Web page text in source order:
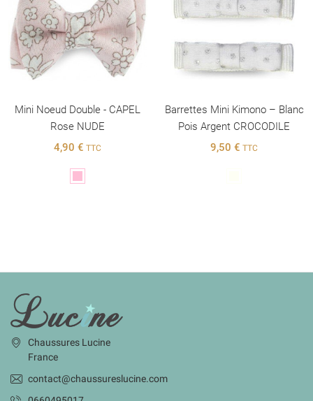
Mini Noeud Double - CAPEL
Rose NUDE
4,90 € TTC
Barrettes Mini Kimono – Blanc
Pois Argent CROCODILE
9,50 € TTC
INFORMATIONS
Chaussures Lucine
France
contact@chaussureslucine.com